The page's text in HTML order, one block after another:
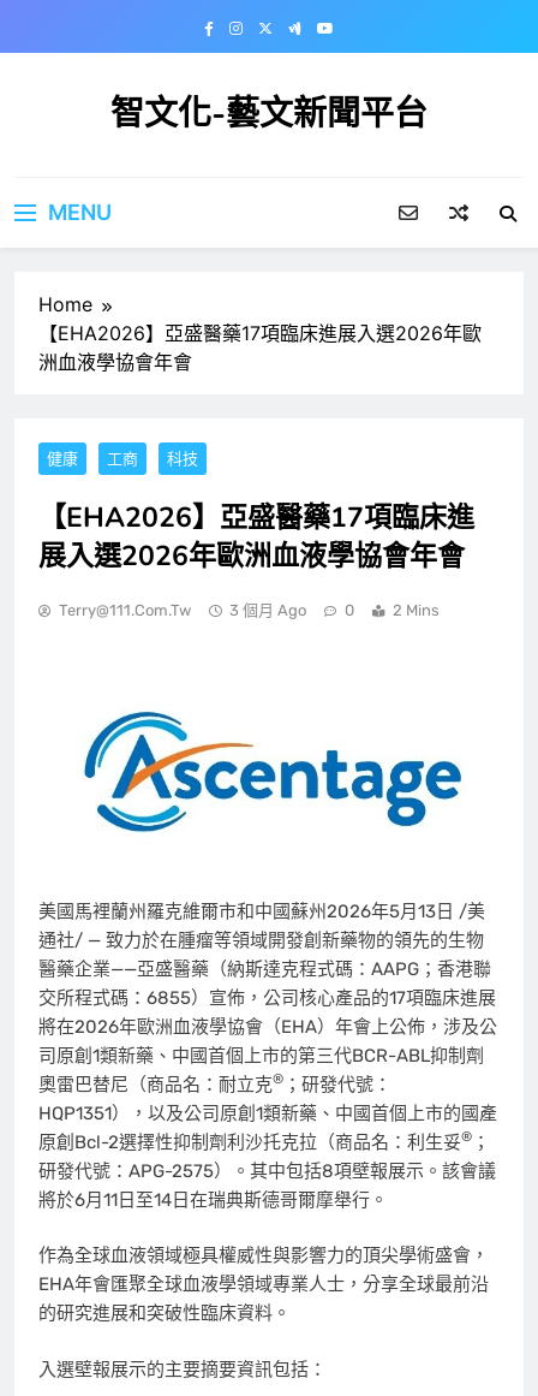
智文化-藝文新聞平台
MENU
Home
【EHA2026】亞盛醫藥17項臨床進展入選2026年歐
洲血液學協會年會
健康 工商 科技
【EHA2026】亞盛醫藥17項臨床進
展入選2026年歐洲血液學協會年會
Terry@111.com.tw 3 個月 Ago 0 2 Mins
美國馬裡蘭州羅克維爾市和中國蘇州 2026年5月13日 /美
通社/ — 致力於在腫瘤等領域開發創新藥物的領先的生物
醫藥企業——亞盛醫藥（納斯達克程式碼：AAPG；香港聯
交所程式碼：6855）宣佈，公司核心產品的17項臨床進展
將在2026年歐洲血液學協會（EHA）年會上公佈，涉及公
司原創1類新藥、中國首個上市的第三代BCR-ABL抑制劑
奧雷巴替尼（商品名：耐立克® ；研發代號：
HQP1351），以及公司原創1類新藥、中國首個上市的國產
原創Bcl-2選擇性抑制劑利沙托克拉（商品名：利生妥® ；
研發代號：APG-2575）。其中包括8項壁報展示。該會議
將於6月11日至14日在瑞典斯德哥爾摩舉行。
作為全球血液領域極具權威性與影響力的頂尖學術盛會，
EHA年會匯聚全球血液學領域專業人士，分享全球最前沿
的研究進展和突破性臨床資料。
入選壁報展示的主要摘要資訊包括：